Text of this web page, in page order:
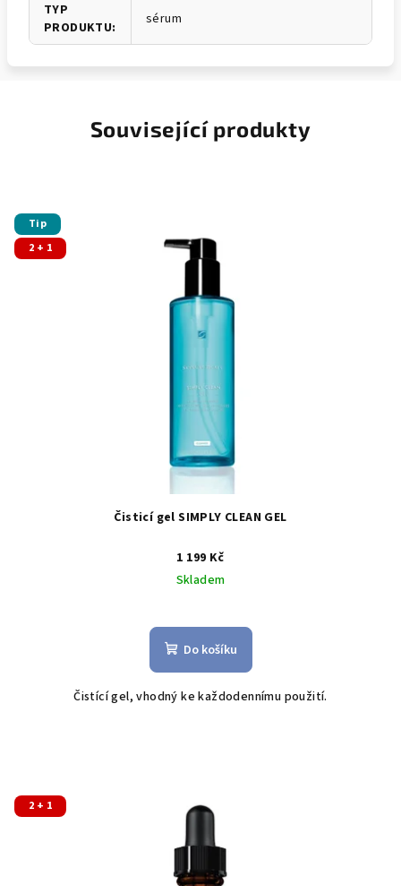
TYP
PRODUKTU: sérum
Související produkty
Tip
2 + 1
Čisticí gel SIMPLY CLEAN GEL
1 199 Kč
Skladem
Do košíku
Čistící gel, vhodný ke každodennímu použití.
2 + 1